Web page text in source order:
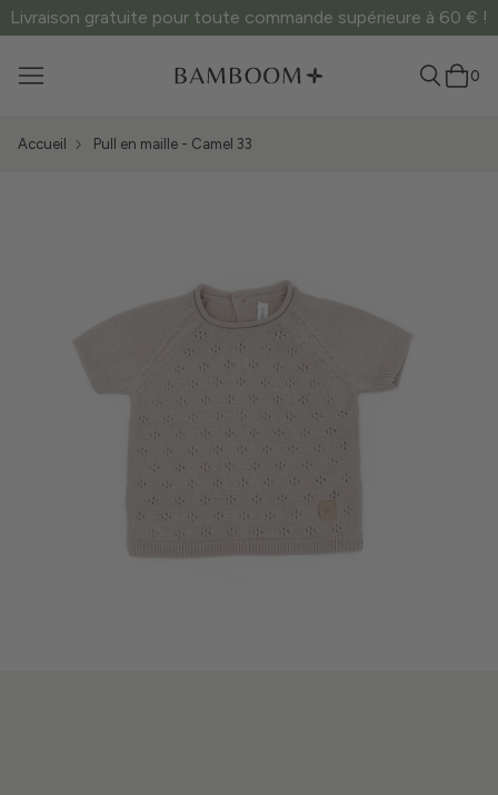
Livraison gratuite pour toute commande supérieure à 60 € !
0
Accueil Pull en maille - Camel 33